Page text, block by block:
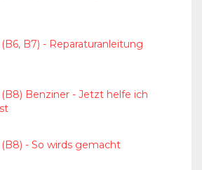
B7) - Reparaturanleitung
Benziner - Jetzt helfe ich
- So wirds gemacht